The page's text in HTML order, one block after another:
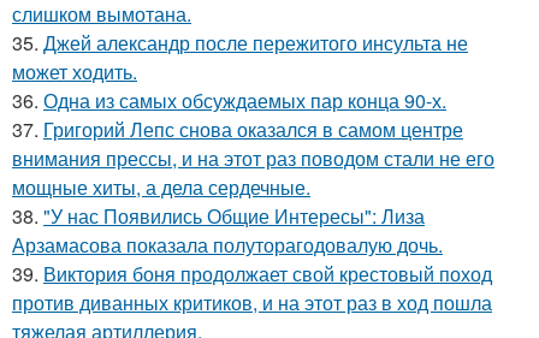
слишком вымотана.
35. Джей александр после пережитого инсульта не
может ходить.
36. Одна из самых обсуждаемых пар конца 90-х.
37. Григорий Лепс снова оказался в самом центре
внимания прессы, и на этот раз поводом стали не его
мощные хиты, а дела сердечные.
38. "У нас Появились Общие Интересы": Лиза
Арзамасова показала полуторагодовалую дочь.
39. Виктория боня продолжает свой крестовый поход
против диванных критиков, и на этот раз в ход пошла
тяжелая артиллерия.